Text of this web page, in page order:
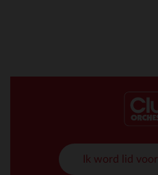
Ik word lid voor